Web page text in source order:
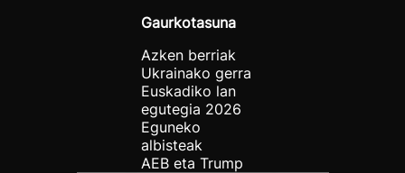
Gaurkotasuna
Azken berriak
Ukrainako gerra
Euskadiko lan
egutegia 2026
Eguneko
albisteak
AEB eta Trump